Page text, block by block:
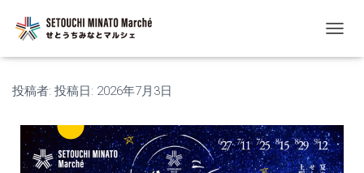
ビ
ン
を
切
投稿者: 投稿日: 2026年7月3日